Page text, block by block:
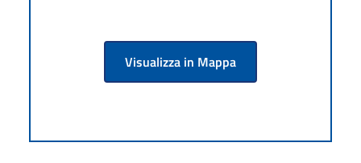
Visualizza in Mappa